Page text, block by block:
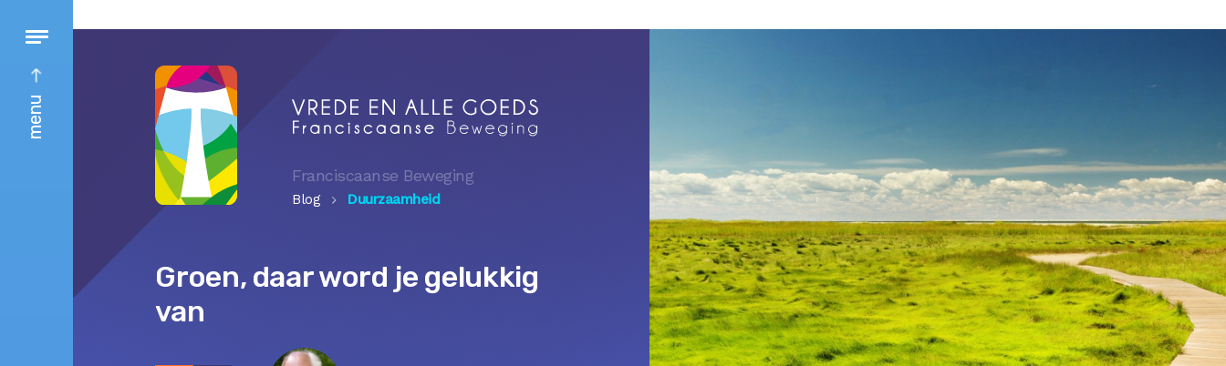
menu
Franciscaanse Beweging
Blog Duurzaamheid
Groen, daar word je gelukkig
van